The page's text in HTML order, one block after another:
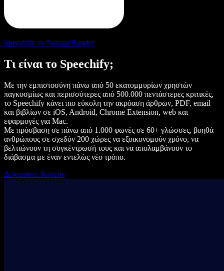
Speechify vs Natural Reader
Τι είναι το Speechify;
Με την εμπιστοσύνη πάνω από 50 εκατομμυρίων χρηστών
παγκοσμίως και περισσότερες από 500.000 πεντάστερες κριτικές,
το Speechify κάνει πιο εύκολη την ακρόαση άρθρων, PDF, email
και βιβλίων σε iOS, Android, Chrome Extension, web και
εφαρμογές για Mac.
Με πρόσβαση σε πάνω από 1.000 φωνές σε 60+ γλώσσες, βοηθά
ανθρώπους σε σχεδόν 200 χώρες να εξοικονομούν χρόνο, να
βελτιώνουν τη συγκέντρωσή τους και να απολαμβάνουν το
διάβασμα με έναν εντελώς νέο τρόπο.
Δοκιμάστε δωρεάν